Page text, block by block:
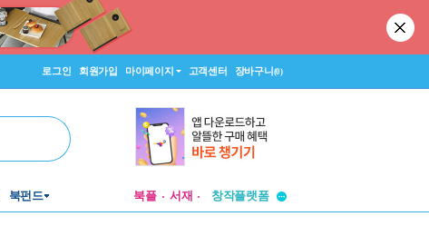
로그인 회원가입 마이페이지 고객센터 장바구니(0)
북펀드 북플 서재
창작플랫폼